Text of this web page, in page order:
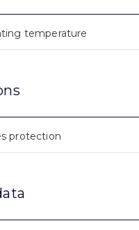
temperature
protection